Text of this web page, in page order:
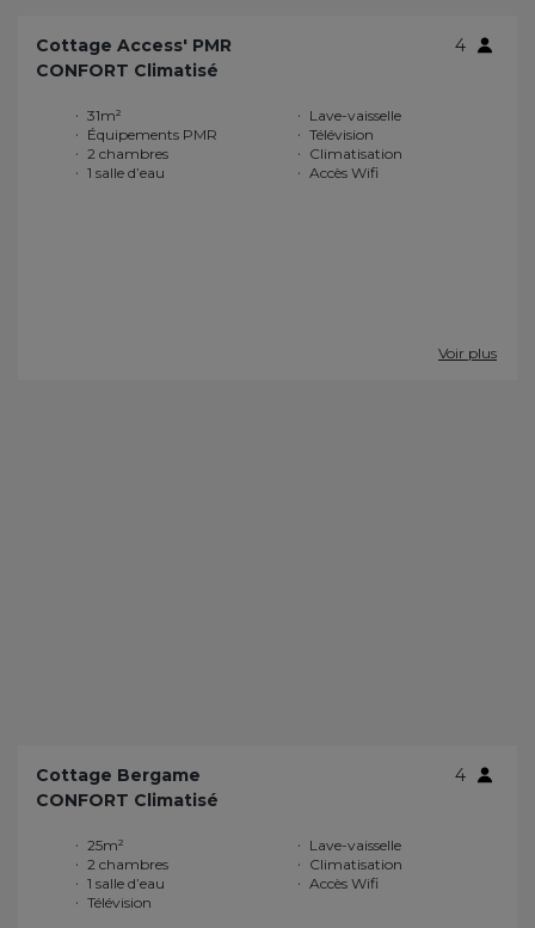
Cottage Access' PMR
4
CONFORT Climatisé
31m²
Équipements PMR
2 chambres
1 salle d’eau
Lave-vaisselle
Télévision
Climatisation
Accès Wifi
Voir plus
Cottage Bergame
4
CONFORT Climatisé
25m²
2 chambres
1 salle d’eau
Télévision
Lave-vaisselle
Climatisation
Accès Wifi